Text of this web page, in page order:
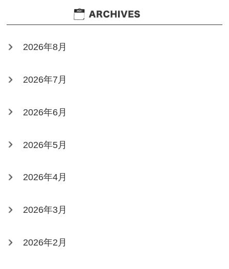
2026年8月
2026年7月
2026年6月
2026年5月
2026年4月
2026年3月
2026年2月